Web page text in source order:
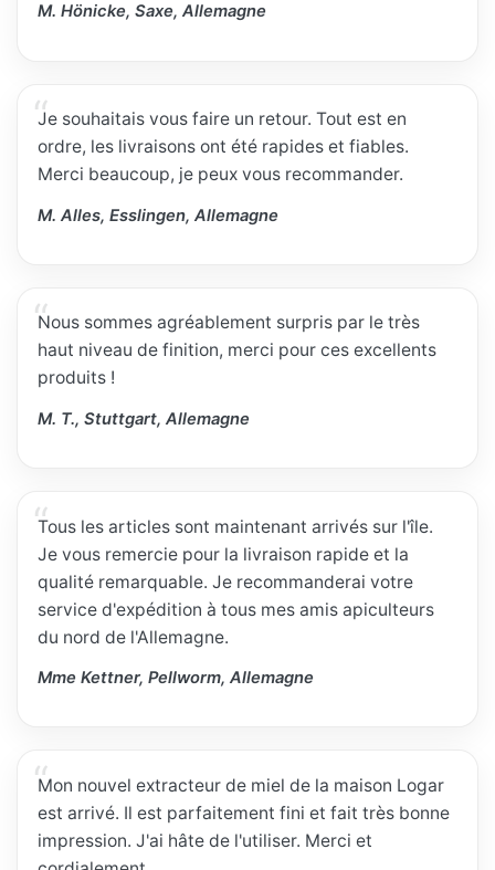
M. Hönicke, Saxe, Allemagne
Je souhaitais vous faire un retour. Tout est en
ordre, les livraisons ont été rapides et fiables.
Merci beaucoup, je peux vous recommander.
M. Alles, Esslingen, Allemagne
Nous sommes agréablement surpris par le très
haut niveau de finition, merci pour ces excellents
produits !
M. T., Stuttgart, Allemagne
Tous les articles sont maintenant arrivés sur l'île.
Je vous remercie pour la livraison rapide et la
qualité remarquable. Je recommanderai votre
service d'expédition à tous mes amis apiculteurs
du nord de l'Allemagne.
Mme Kettner, Pellworm, Allemagne
Mon nouvel extracteur de miel de la maison Logar
est arrivé. Il est parfaitement fini et fait très bonne
impression. J'ai hâte de l'utiliser. Merci et